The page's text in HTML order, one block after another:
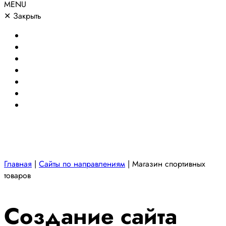
MENU
✕ Закрыть
Главная | Сайты по направлениям | Магазин спортивных
товаров
Создание сайта